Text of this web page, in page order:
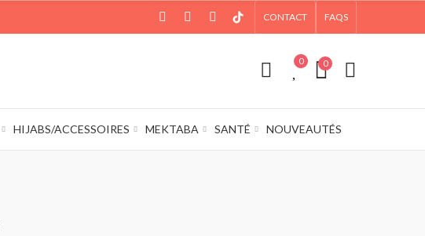
CONTACT FAQS
0 0
HIJABS/ACCESSOIRES MEKTABA SANTÉ NOUVEAUTÉS